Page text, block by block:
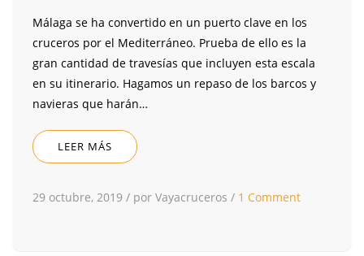
Málaga se ha convertido en un puerto clave en los
cruceros por el Mediterráneo. Prueba de ello es la
gran cantidad de travesías que incluyen esta escala
en su itinerario. Hagamos un repaso de los barcos y
navieras que harán…
LEER MÁS
29 octubre, 2019 / por Vayacruceros / 1 Comment